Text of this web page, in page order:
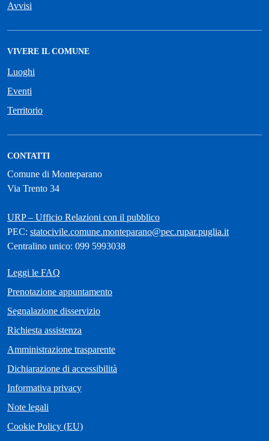
Avvisi
VIVERE IL COMUNE
Luoghi
Eventi
Territorio
CONTATTI
Comune di Monteparano
Via Trento 34
URP – Ufficio Relazioni con il pubblico
PEC: statocivile.comune.monteparano@pec.rupar.puglia.it
Centralino unico: 099 5993038
Leggi le FAQ
Prenotazione appuntamento
Segnalazione disservizio
Richiesta assistenza
Amministrazione trasparente
Dichiarazione di accessibilità
Informativa privacy
Note legali
Cookie Policy (EU)